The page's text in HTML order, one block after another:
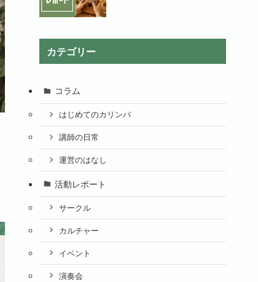
カテゴリー
コラム
はじめてのカリンバ
講師の日常
運営のはなし
活動レポート
サークル
カルチャー
イベント
演奏会